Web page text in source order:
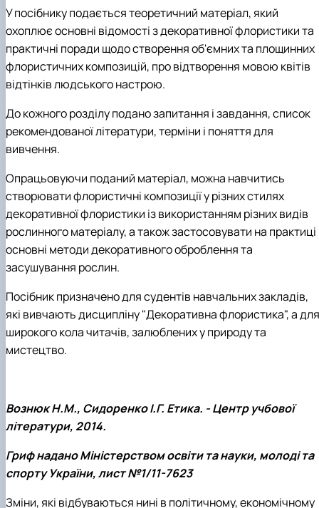
У посібнику подається теоретичний матеріал, який
охоплює основні відомості з декоративної флористики та
практичні поради щодо створення об'ємних та площинних
флористичних композицій, про відтворення мовою квітів
відтінків людського настрою.
До кожного розділу подано запитання і завдання, список
рекомендованої літератури, терміни і поняття для
вивчення.
Опрацьовуючи поданий матеріал, можна навчитись
створювати флористичні композиції у різних стилях
декоративної флористики із використанням різних видів
рослинного матеріалу, а також застосовувати на практиці
основні методи декоративного оброблення та
засушування рослин.
Посібник призначено для судентів навчальних закладів,
які вивчають дисципліну "Декоративна флористика", а для
широкого кола читачів, залюблених у природу та
мистецтво.
Вознюк Н.М., Сидоренко І.Г. Етика. - Центр учбової
літератури, 2014.
Гриф надано Міністерством освіти та науки, молоді та
спорту України, лист №1/11-7623
Зміни, які відбуваються нині в політичному, економічному